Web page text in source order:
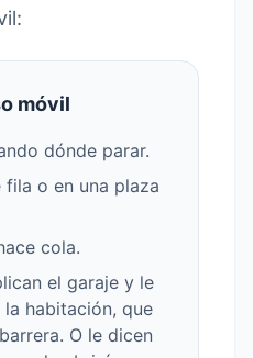
móvil
dónde parar.
o en una plaza
cola.
el garaje y le
habitación, que
O le dicen